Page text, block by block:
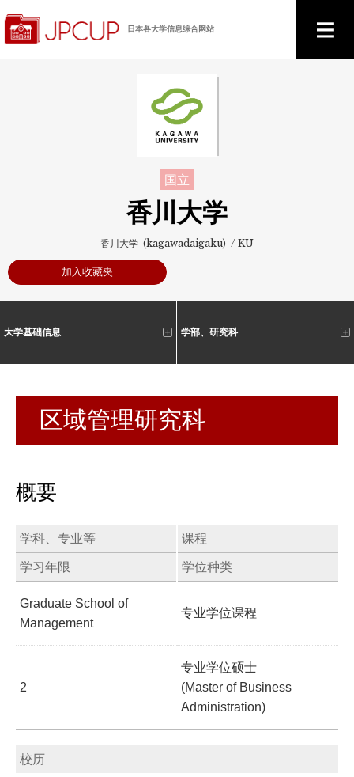
日本各大学信息综合网站
国立
香川大学
香川大学 (kagawadaigaku) / KU
加入收藏夹
大学基础信息 学部、研究科
区域管理研究科
概要
学科、专业等 课程
学习年限 学位种类
Graduate School of
Management
专业学位课程
2
专业学位硕士
(Master of Business
Administration)
校历